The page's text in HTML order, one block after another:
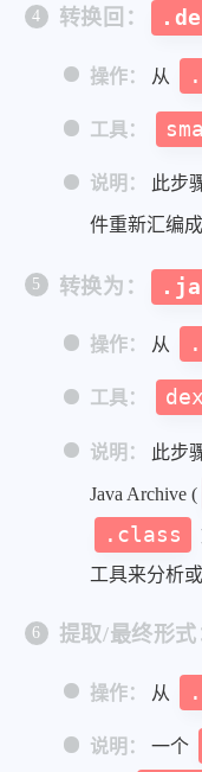
转换回：
操作： 从
工具：
说明： 此步
件重新汇编成
转换为：
操作： 从
工具：
说明： 此步
Java Archive (
.class
工具来分析
提取/最终形式
操作： 从
说明： 一个